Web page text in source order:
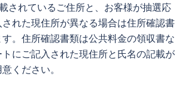
されているご住所と、お客様が抽選応
れた現住所が異なる場合は住所確認書
。住所確認書類は公共料金の領収書な
にご記入された現住所と氏名の記載が
ください。